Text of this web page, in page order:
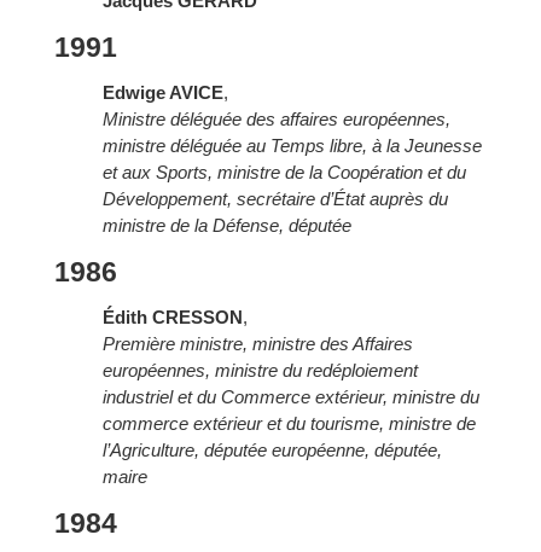
1991
Edwige AVICE,
Ministre déléguée des affaires européennes,
ministre déléguée au Temps libre, à la Jeunesse
et aux Sports, ministre de la Coopération et du
Développement, secrétaire d’État auprès du
ministre de la Défense, députée
1986
Édith CRESSON,
Première ministre, ministre des Affaires
européennes, ministre du redéploiement
industriel et du Commerce extérieur, ministre du
commerce extérieur et du tourisme, ministre de
l’Agriculture, députée européenne, députée,
maire
1984